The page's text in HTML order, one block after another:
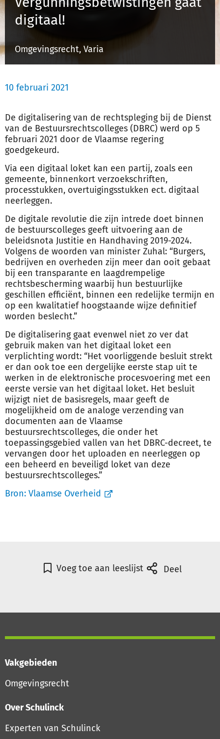
Schulinck Omgevingsrecht Databank
Contact
Registreren
digitaal!
Omgevingsrecht, Varia
10 februari 2021
De digitalisering van de rechtspleging bij de Dienst
van de Bestuursrechtscolleges (DBRC) werd op 5
februari 2021 door de Vlaamse regering
goedgekeurd.
Via een digitaal loket kan een partij, zoals een
gemeente, binnenkort verzoekschriften,
processtukken, overtuigingsstukken ect. digitaal
neerleggen.
De digitale revolutie die zijn intrede doet binnen
de bestuurscolleges geeft uitvoering aan de
beleidsnota Justitie en Handhaving 2019-2024.
Volgens de woorden van minister Zuhal: “Burgers,
bedrijven en overheden zijn meer dan ooit gebaat
bij een transparante en laagdrempelige
rechtsbescherming waarbij hun bestuurlijke
geschillen efficiënt, binnen een redelijke termijn en
op een kwalitatief hoogstaande wijze definitief
worden beslecht.”
De digitalisering gaat evenwel niet zo ver dat
gebruik maken van het digitaal loket een
verplichting wordt: “Het voorliggende besluit strekt
er dan ook toe een dergelijke eerste stap uit te
werken in de elektronische procesvoering met een
eerste versie van het digitaal loket. Het besluit
wijzigt niet de basisregels, maar geeft de
mogelijkheid om de analoge verzending van
documenten aan de Vlaamse
bestuursrechtscolleges, die onder het
toepassingsgebied vallen van het DBRC-decreet, te
vervangen door het uploaden en neerleggen op
een beheerd en beveiligd loket van deze
bestuursrechtscolleges.”
Bron: Vlaamse Overheid
Voeg toe aan leeslijst Deel
Vakgebieden
Omgevingsrecht
Over Schulinck
Experten van Schulinck